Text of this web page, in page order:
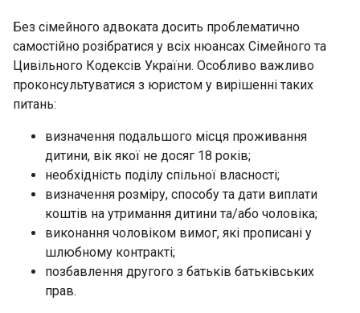
Без сімейного адвоката досить проблематично
самостійно розібратися у всіх нюансах Сімейного та
Цивільного Кодексів України. Особливо важливо
проконсультуватися з юристом у вирішенні таких
питань:
визначення подальшого місця проживання
дитини, вік якої не досяг 18 років;
необхідність поділу спільної власності;
визначення розміру, способу та дати виплати
коштів на утримання дитини та/або чоловіка;
виконання чоловіком вимог, які прописані у
шлюбному контракті;
позбавлення другого з батьків батьківських
прав.